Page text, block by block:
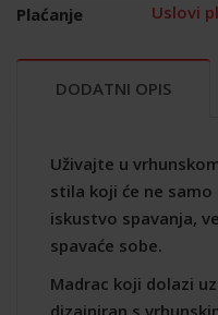
Plaćanje
Uslovi
DODATNI OPIS
Uživajte u
stila koji će ne
iskustvo spavanja,
spavaće sobe.
Madrac koji dolazi
dizajniran s